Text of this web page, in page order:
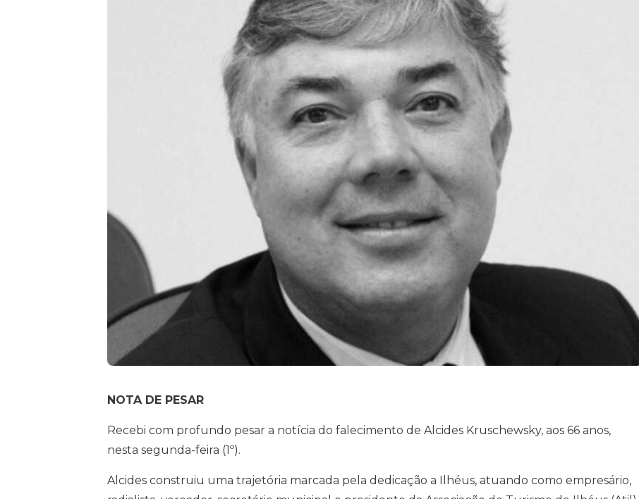
NOTA DE PESAR
Recebi com profundo pesar a notícia do falecimento de Alcides Kruschewsky, aos 66 anos,
nesta segunda-feira (1º).
Alcides construiu uma trajetória marcada pela dedicação a Ilhéus, atuando como empresário,